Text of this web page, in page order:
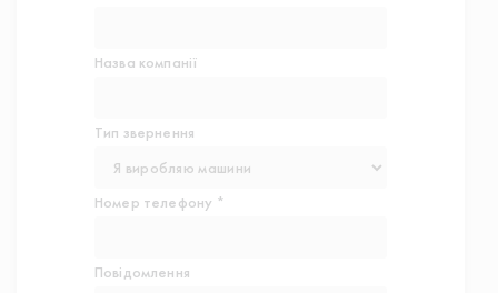
Назва компанії
Тип звернення
Номер телефону *
Повідомлення